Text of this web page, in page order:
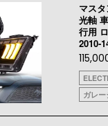
マス
光軸
行用
2010-
ガレ